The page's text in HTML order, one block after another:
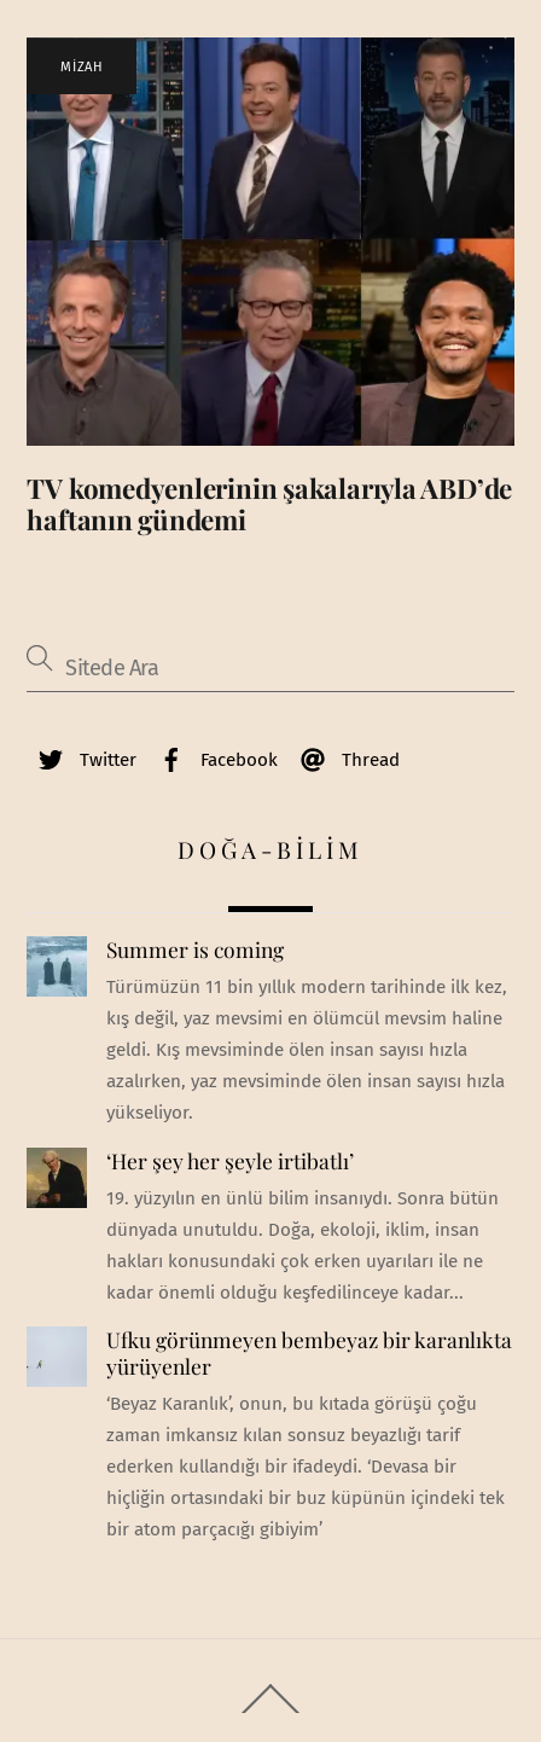
MİZAH
TV komedyenlerinin şakalarıyla ABD’de
haftanın gündemi
Twitter Facebook Thread
DOĞA-BİLİM
Summer is coming
Türümüzün 11 bin yıllık modern tarihinde ilk kez,
kış değil, yaz mevsimi en ölümcül mevsim haline
geldi. Kış mevsiminde ölen insan sayısı hızla
azalırken, yaz mevsiminde ölen insan sayısı hızla
yükseliyor.
‘Her şey her şeyle irtibatlı’
19. yüzyılın en ünlü bilim insanıydı. Sonra bütün
dünyada unutuldu. Doğa, ekoloji, iklim, insan
hakları konusundaki çok erken uyarıları ile ne
kadar önemli olduğu keşfedilinceye kadar...
Ufku görünmeyen bembeyaz bir karanlıkta
yürüyenler
‘Beyaz Karanlık’, onun, bu kıtada görüşü çoğu
zaman imkansız kılan sonsuz beyazlığı tarif
ederken kullandığı bir ifadeydi. ‘Devasa bir
hiçliğin ortasındaki bir buz küpünün içindeki tek
bir atom parçacığı gibiyim’
To